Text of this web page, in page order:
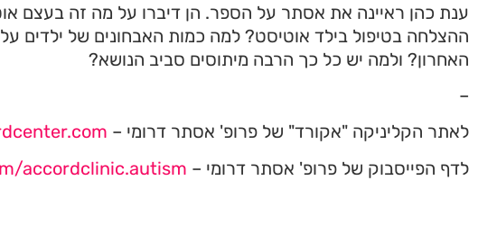
ענת כהן ראיינה את אסתר על הספר. הן דיברו על מה זה בעצם
ההצלחה בטיפול בילד אוטיסט? למה כמות האבחונים של ילדים
האחרון? ולמה יש כל כך הרבה מיתוסים סביב הנושא?
–
לאתר הקליניקה "אקורד" של פרופ' אסתר דרומי –
לדף הפייסבוק של פרופ' אסתר דרומי – accordclinic.autism